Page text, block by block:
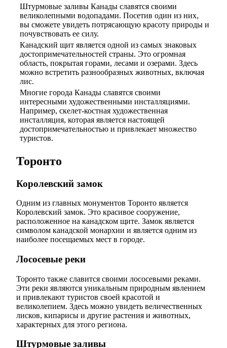
Штурмовые заливы Канады славятся своими
великолепными водопадами. Посетив один из них,
вы сможете увидеть потрясающую красоту природы и
почувствовать ее силу.
Канадский щит является одной из самых знаковых
достопримечательностей страны. Это огромная
область, покрытая горами, лесами и озерами. Здесь
можно встретить разнообразных животных, включая
лис.
Многие города Канады славятся своими
интересными художественными инсталляциями.
Например, скелет-костная художественная
инсталляция, которая является настоящей
достопримечательностью и привлекает множество
туристов.
Торонто
Королевский замок
Одним из главных монументов Торонто является
Королевский замок. Это красивое сооружение,
расположенное на канадском щите. Замок является
символом канадской монархии и является одним из
наиболее посещаемых мест в городе.
Лососевые реки
Торонто также славится своими лососевыми реками.
Эти реки являются уникальным природным явлением
и привлекают туристов своей красотой и
великолепием. Здесь можно увидеть величественных
лисков, кипарисы и другие растения и животных,
характерных для этого региона.
Штурмовые заливы